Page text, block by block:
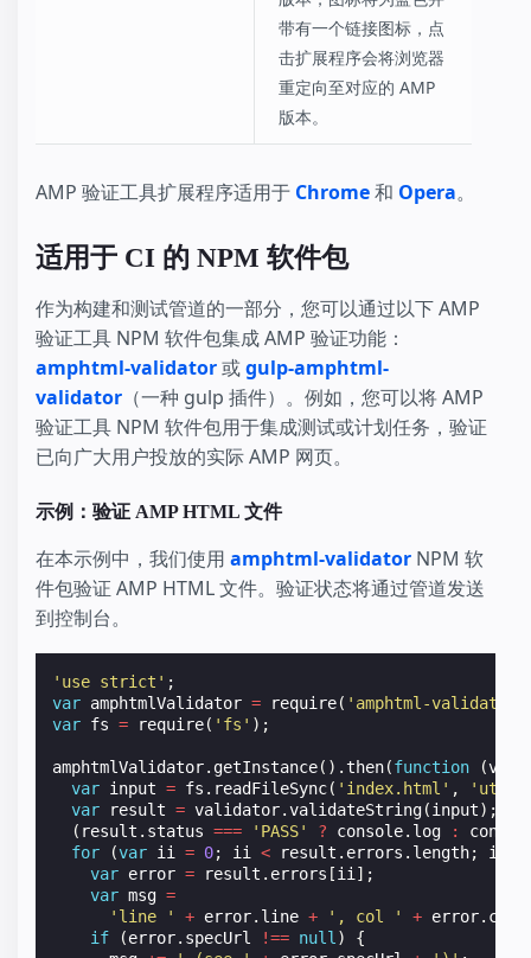
带有一个链接图标，点
击扩展程序会将浏览器
重定向至对应的 AMP
版本。
AMP 验证工具扩展程序适用于 Chrome和 Opera。
适用于 CI 的 NPM 软件包
作为构建和测试管道的一部分，您可以通过以下 AMP
验证工具 NPM 软件包集成 AMP 验证功能：
amphtml-validator或gulp-amphtml-
validator （一种 gulp 插件）。例如，您可以将 AMP
验证工具 NPM 软件包用于集成测试或计划任务，验证
已向广大用户投放的实际 AMP 网页。
示例：验证 AMP HTML 文件
在本示例中，我们使用 amphtml-validator NPM 软
件包验证 AMP HTML 文件。验证状态将通过管道发送
到控制台。
'use strict' ;
var amphtmlValidator = require( 'amphtml-validator'
var fs = require( 'fs' );
amphtmlValidator. getInstance().then(function (
var input = fs . readFileSync( 'index.html' , 'utf8'
var
result = validator.validateString(input);
( result . status === 'PASS' ? console. log :
for
(var ii = 0; ii < result . errors . length; ii
var error = result . errors [ii ];
var msg =
'line '
+ error. line + ', col ' + error. col
if
(error. specUrl !== null )
{